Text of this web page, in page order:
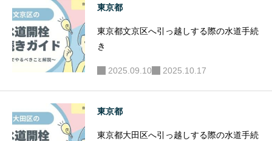
東京都
東京都文京区へ引っ越しする際の水道手続
き
2025.09.10 2025.10.17
東京都
東京都大田区へ引っ越しする際の水道手続